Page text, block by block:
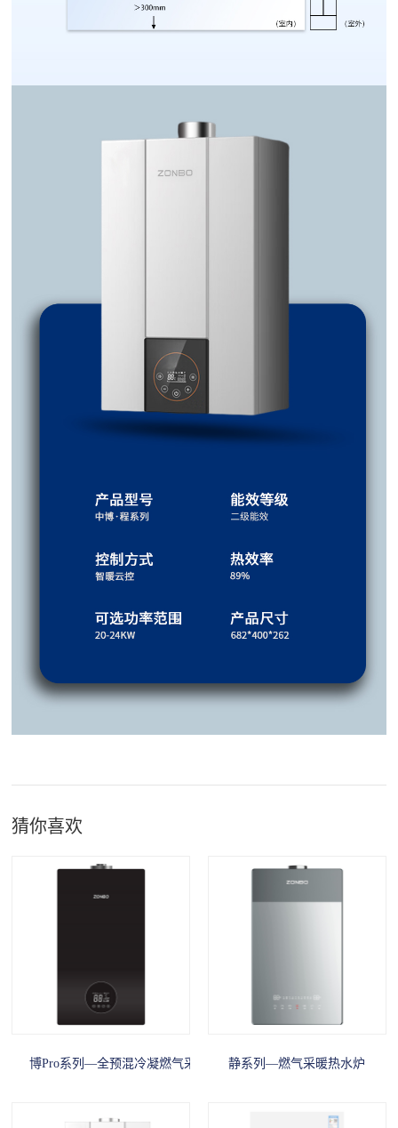
猜你喜欢
博Pro系列—全预混冷凝燃气采暖热水炉静系列—燃气采暖热水炉